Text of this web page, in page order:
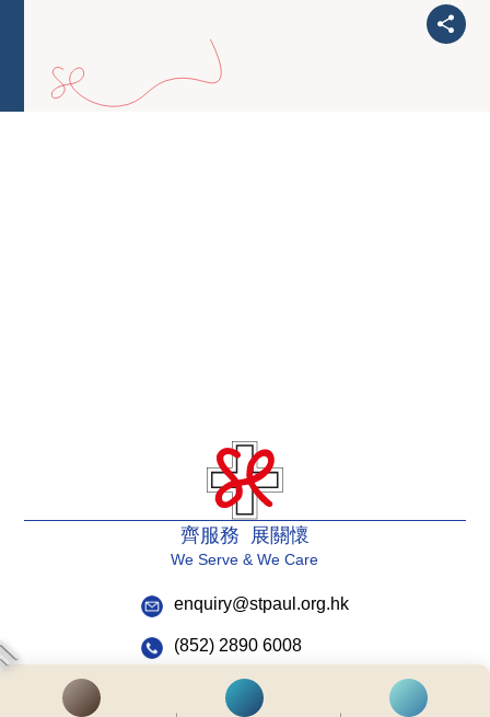
齊服務 展關懷
We Serve & We Care
enquiry@stpaul.org.hk
(852) 2890 6008
銅鑼灣東院道2號